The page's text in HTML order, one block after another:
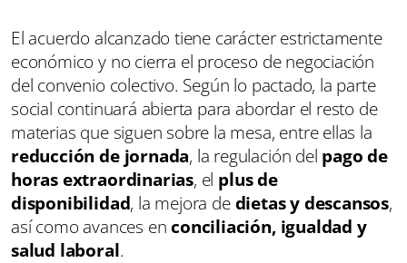
El acuerdo alcanzado tiene carácter estrictamente
económico y no cierra el proceso de negociación
del convenio colectivo. Según lo pactado, la parte
social continuará abierta para abordar el resto de
materias que siguen sobre la mesa, entre ellas la
reducción de jornada, la regulación del pago de
horas extraordinarias, el plus de
disponibilidad, la mejora dedietas y descansos,
así como avances enconciliación, igualdad y
salud laboral.